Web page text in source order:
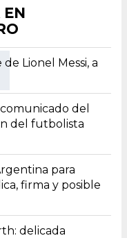
Lionel Messi, a
del
del futbolista
para
firma y posible
delicada